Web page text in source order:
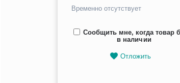
Временно отсутствует
Сообщить мне, когда товар
в наличии
Отложить